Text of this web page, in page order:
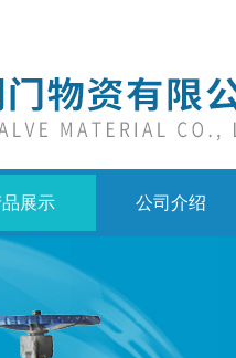
展示 公司介绍